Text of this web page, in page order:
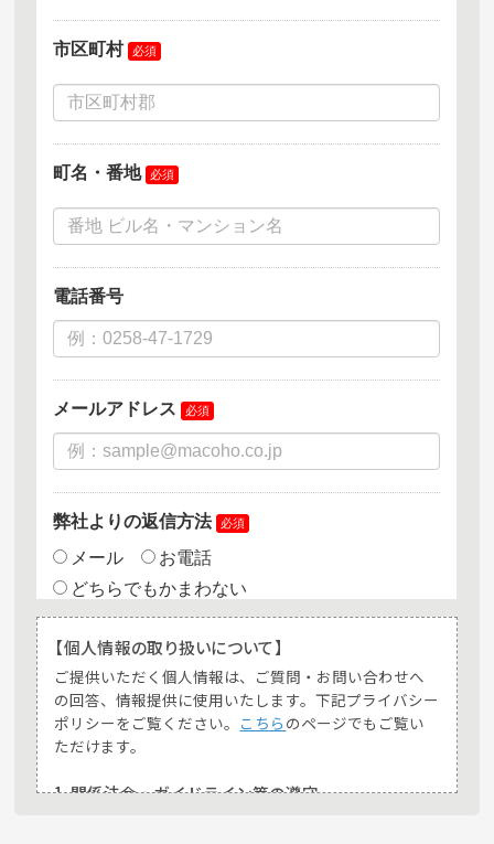
【個人情報の取り扱いについて】
ご提供いただく個人情報は、ご質問・お問い合わせへ
の回答、情報提供に使用いたします。下記プライバシー
ポリシーをご覧ください。 こちら のページでもご覧い
ただけます。
1. 関係法令・ガイドライン等の遵守